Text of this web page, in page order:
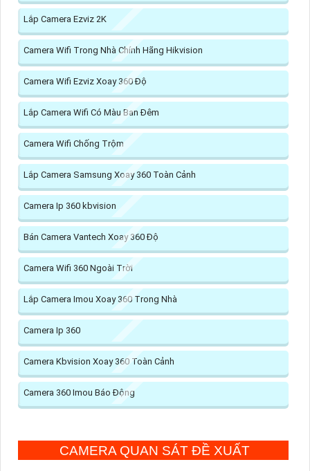
Lắp Camera Ezviz 2K
Camera Wifi Trong Nhà Chính Hãng Hikvision
Camera Wifi Ezviz Xoay 360 Độ
Lắp Camera Wifi Có Màu Ban Đêm
Camera Wifi Chống Trộm
Lắp Camera Samsung Xoay 360 Toàn Cảnh
Camera Ip 360 kbvision
Bán Camera Vantech Xoay 360 Độ
Camera Wifi 360 Ngoài Trời
Lắp Camera Imou Xoay 360 Trong Nhà
Camera Ip 360
Camera Kbvision Xoay 360 Toàn Cảnh
Camera 360 Imou Báo Động
CAMERA QUAN SÁT ĐỀ XUẤT